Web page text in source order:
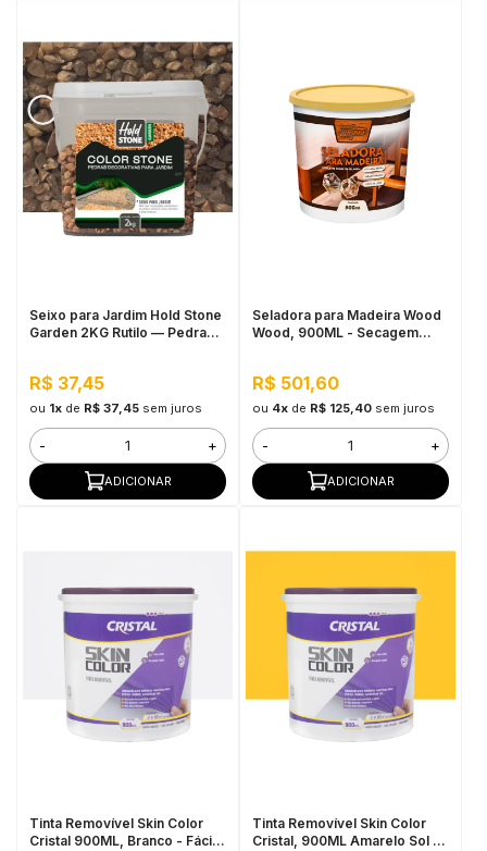
Seixo para Jardim Hold Stone
Garden 2KG Rutilo — Pedra
Paisagismo Decorativo
R$ 37,45
ou 1xde R$ 37,45 sem juros
- +
ADICIONAR
Seladora para Madeira Wood
Wood, 900ML - Secagem
R$ 501,60
ou 4xde R$ 125,40 sem juros
- +
ADICIONAR
Tinta Removível Skin Color
Cristal 900ML, Branco - Fácil
Tinta Removível Skin Color
Cristal, 900ML Amarelo Sol -